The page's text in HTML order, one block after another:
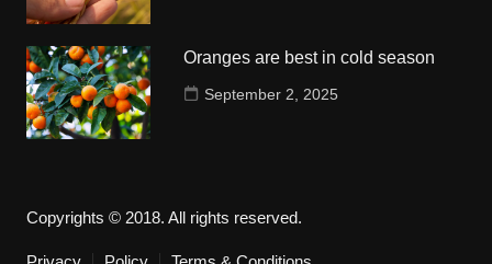
Oranges are best in cold season
September 2, 2025
Copyrights © 2018. All rights reserved.